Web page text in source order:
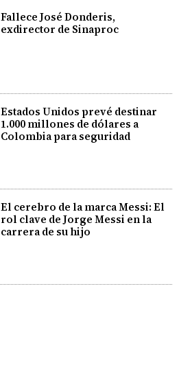
Fallece José Donderis,
exdirector de Sinaproc
Estados Unidos prevé destinar
1.000 millones de dólares a
Colombia para seguridad
El cerebro de la marca Messi: El
rol clave de Jorge Messi en la
carrera de su hijo